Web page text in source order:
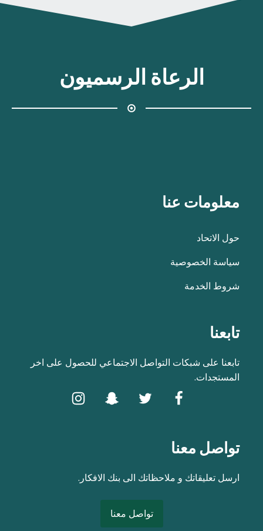
الرعاة الرسميون
معلومات عنا
حول الاتحاد
سياسة الخصوصية
شروط الخدمة
تابعنا
تابعنا على شبكات التواصل الاجتماعي للحصول على اخر
المستجدات.
تواصل معنا
ارسل تعليقاتك و ملاحظاتك الى بنك الافكار.
تواصل معنا